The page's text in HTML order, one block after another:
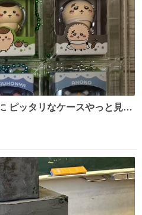
ピッタリなケースやっと見つ